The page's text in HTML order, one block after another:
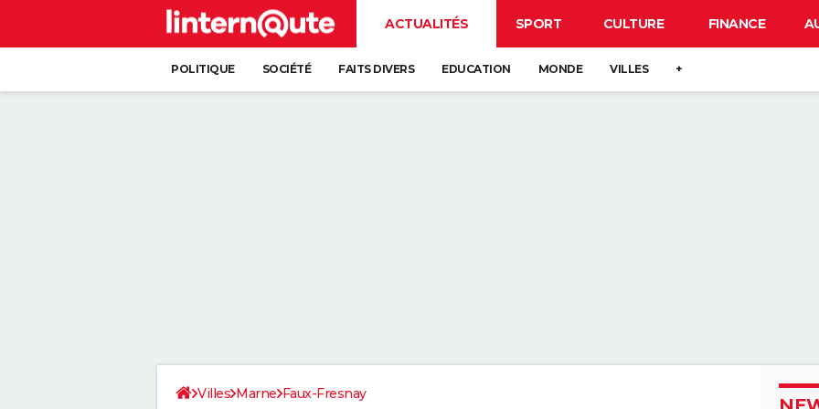
ACTUALITÉS SPORT CULTURE FINANCE
POLITIQUE SOCIÉTÉ FAITS DIVERS EDUCATION MONDE VILLES +
Villes Marne Faux-Fresnay